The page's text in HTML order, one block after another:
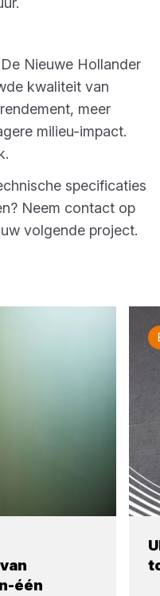
Nieuwe Hollander
kwaliteit van
meer
milieu-impact.
specificaties
Neem contact op
volgende project.
één